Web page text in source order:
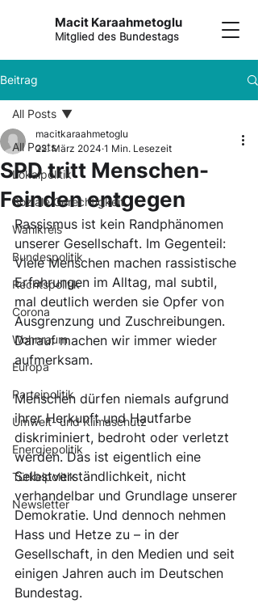
Macit Karaahmetoglu
Mitglied des Bundestags
Beitrag
All Posts
Lokalpolitik
Soziale Gerechtigkeit
Wahlkreis
Bundespolitik
Rechtspolitik
Corona
Wohnraum
Europa
Parteipolitik
Umwelt- und Klimaschutz
Energiepolitik
Türkeipolitik
Newsletter
All Posts
SPD tritt Menschen-
Feinden entgegen
macitkaraahmetoglu
22. März 2024 1 Min. Lesezeit
Rassismus ist kein Randphänomen
unserer Gesellschaft. Im Gegenteil:
Viele Menschen machen rassistische
Erfahrungen im Alltag, mal subtil,
mal deutlich werden sie Opfer von
Ausgrenzung und Zuschreibungen.
Darauf machen wir immer wieder
aufmerksam.
Menschen dürfen niemals aufgrund
ihrer Herkunft und Hautfarbe
diskriminiert, bedroht oder verletzt
werden. Das ist eigentlich eine
Selbstverständlichkeit, nicht
verhandelbar und Grundlage unserer
Demokratie. Und dennoch nehmen
Hass und Hetze zu – in der
Gesellschaft, in den Medien und seit
einigen Jahren auch im Deutschen
Bundestag.